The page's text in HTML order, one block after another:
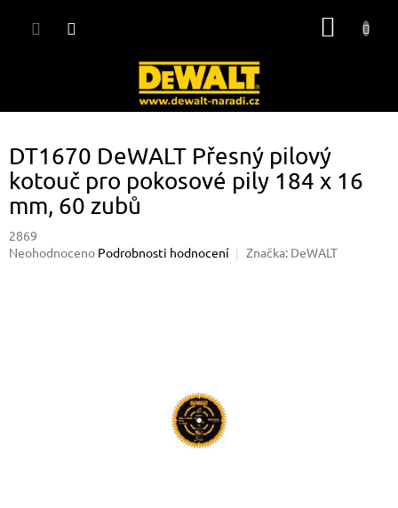
DT1670 DeWALT Přesný pilový
kotouč pro pokosové pily 184 x 16
mm, 60 zubů
2869
Průměrné
Neohodnoceno Podrobnosti hodnocení Značka: DeWALT